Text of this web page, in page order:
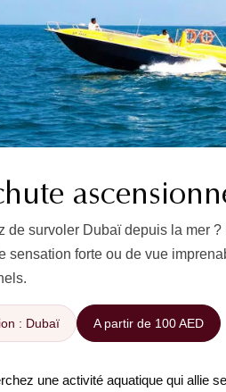
de survoler Dubaï depuis la mer
sensation forte ou de vue
: Dubaï A partir de 100 AED
une activité aquatique qui allie